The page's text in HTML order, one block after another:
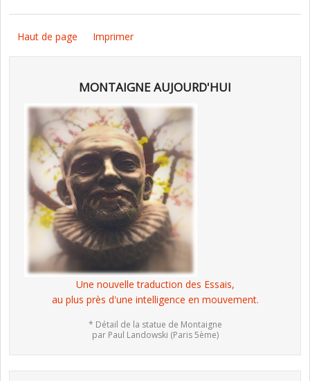
Haut de page Imprimer
MONTAIGNE AUJOURD'HUI
Une nouvelle traduction des Essais,
au plus près d'une intelligence en mouvement.
* Détail de la statue de Montaigne
par Paul Landowski (Paris 5ème)